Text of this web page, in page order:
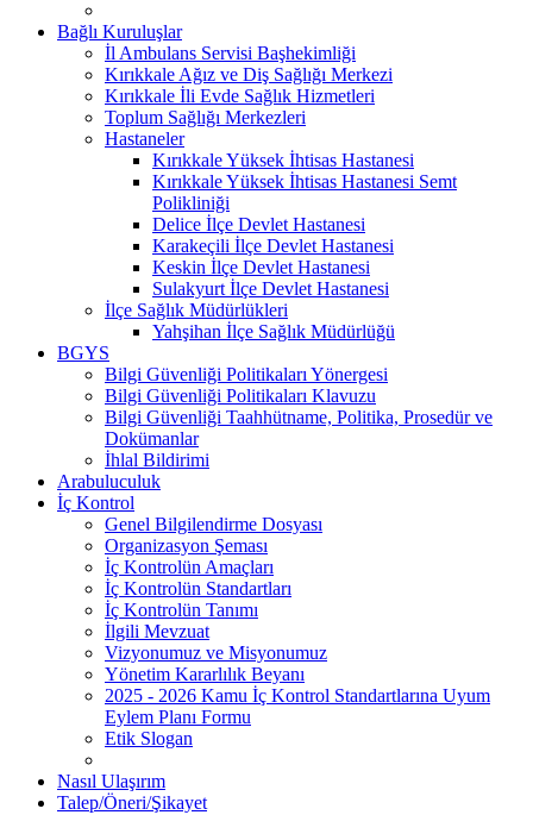
Bağlı Kuruluşlar
İl Ambulans Servisi Başhekimliği
Kırıkkale Ağız ve Diş Sağlığı Merkezi
Kırıkkale İli Evde Sağlık Hizmetleri
Toplum Sağlığı Merkezleri
Hastaneler
Kırıkkale Yüksek İhtisas Hastanesi
Kırıkkale Yüksek İhtisas Hastanesi Semt
Polikliniği
Delice İlçe Devlet Hastanesi
Karakeçili İlçe Devlet Hastanesi
Keskin İlçe Devlet Hastanesi
Sulakyurt İlçe Devlet Hastanesi
İlçe Sağlık Müdürlükleri
Yahşihan İlçe Sağlık Müdürlüğü
BGYS
Bilgi Güvenliği Politikaları Yönergesi
Bilgi Güvenliği Politikaları Klavuzu
Bilgi Güvenliği Taahhütname, Politika, Prosedür ve
Dokümanlar
İhlal Bildirimi
Arabuluculuk
İç Kontrol
Genel Bilgilendirme Dosyası
Organizasyon Şeması
İç Kontrolün Amaçları
İç Kontrolün Standartları
İç Kontrolün Tanımı
İlgili Mevzuat
Vizyonumuz ve Misyonumuz
Yönetim Kararlılık Beyanı
2025 - 2026 Kamu İç Kontrol Standartlarına Uyum
Eylem Planı Formu
Etik Slogan
Nasıl Ulaşırım
Talep/Öneri/Şikayet